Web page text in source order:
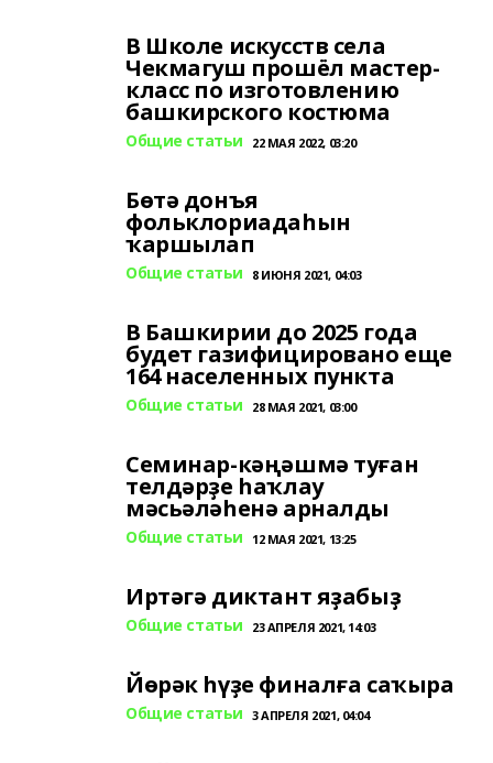
В Школе искусств села
Чекмагуш прошёл мастер-
класс по изготовлению
башкирского костюма
Общие статьи 22 МАЯ 2022, 03:20
Бөтә донъя
фольклориадаһын
ҡаршылап
Общие статьи 8 ИЮНЯ 2021, 04:03
В Башкирии до 2025 года
будет газифицировано еще
164 населенных пункта
Общие статьи 28 МАЯ 2021, 03:00
Семинар-кәңәшмә туған
телдәрҙе һаҡлау
мәсьәләһенә арналды
Общие статьи 12 МАЯ 2021, 13:25
Иртәгә диктант яҙабыҙ
Общие статьи 23 АПРЕЛЯ 2021, 14:03
Йөрәк һүҙе финалға саҡыра
Общие статьи 3 АПРЕЛЯ 2021, 04:04